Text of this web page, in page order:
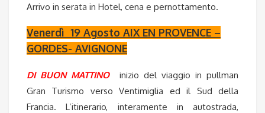
Arrivo in serata in Hotel, cena e pernottamento.
Venerdì 19 Agosto AIX EN PROVENCE –
GORDES- AVIGNONE
DI BUON MATTINOinizio del viaggio in pullman
Gran Turismo verso Ventimiglia ed il Sud della
Francia. L’itinerario, interamente in autostrada,